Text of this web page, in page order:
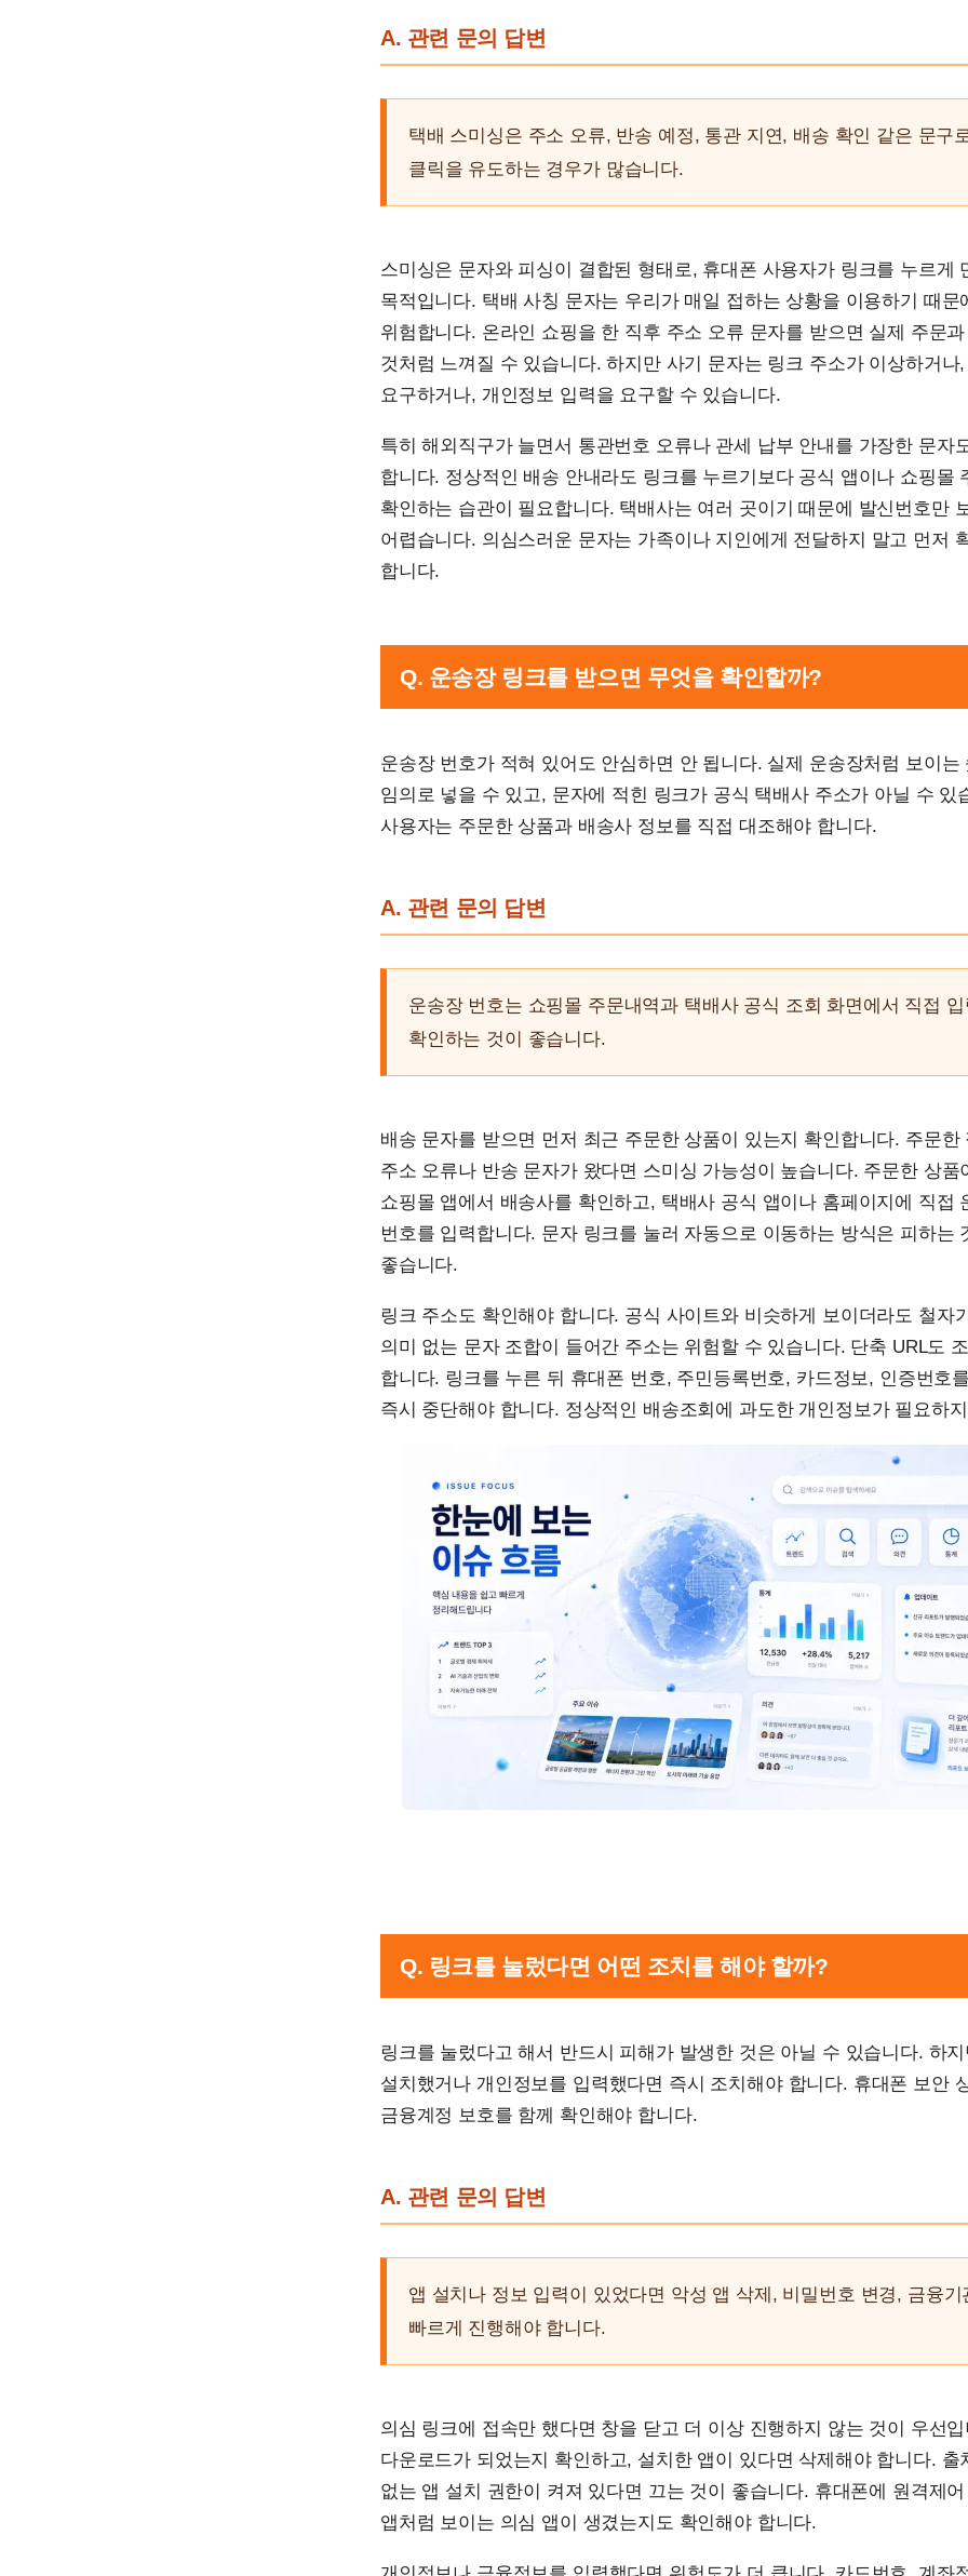
A. 관련 문의 답변
택배 스미싱은 주소 오류, 반송 예정, 통관 지연, 배송 확인 같은 문구
클릭을 유도하는 경우가 많습니다.
스미싱은 문자와 피싱이 결합된 형태로, 휴대폰 사용자가 링크를 누르게
목적입니다. 택배 사칭 문자는 우리가 매일 접하는 상황을 이용하기 때문
위험합니다. 온라인 쇼핑을 한 직후 주소 오류 문자를 받으면 실제 주문
것처럼 느껴질 수 있습니다. 하지만 사기 문자는 링크 주소가 이상하거나
요구하거나, 개인정보 입력을 요구할 수 있습니다.
특히 해외직구가 늘면서 통관번호 오류나 관세 납부 안내를 가장한 문자
합니다. 정상적인 배송 안내라도 링크를 누르기보다 공식 앱이나 쇼핑몰
확인하는 습관이 필요합니다. 택배사는 여러 곳이기 때문에 발신번호만
어렵습니다. 의심스러운 문자는 가족이나 지인에게 전달하지 말고 먼저
합니다.
Q. 운송장 링크를 받으면 무엇을 확인할까?
운송장 번호가 적혀 있어도 안심하면 안 됩니다. 실제 운송장처럼 보이는
임의로 넣을 수 있고, 문자에 적힌 링크가 공식 택배사 주소가 아닐 수 있
사용자는 주문한 상품과 배송사 정보를 직접 대조해야 합니다.
A. 관련 문의 답변
운송장 번호는 쇼핑몰 주문내역과 택배사 공식 조회 화면에서 직접 입
확인하는 것이 좋습니다.
배송 문자를 받으면 먼저 최근 주문한 상품이 있는지 확인합니다. 주문한
주소 오류나 반송 문자가 왔다면 스미싱 가능성이 높습니다. 주문한 상품
쇼핑몰 앱에서 배송사를 확인하고, 택배사 공식 앱이나 홈페이지에 직접
번호를 입력합니다. 문자 링크를 눌러 자동으로 이동하는 방식은 피하는
좋습니다.
링크 주소도 확인해야 합니다. 공식 사이트와 비슷하게 보이더라도 철자
의미 없는 문자 조합이 들어간 주소는 위험할 수 있습니다. 단축 URL도
합니다. 링크를 누른 뒤 휴대폰 번호, 주민등록번호, 카드정보, 인증번호
즉시 중단해야 합니다. 정상적인 배송조회에 과도한 개인정보가 필요하
Q. 링크를 눌렀다면 어떤 조치를 해야 할까?
링크를 눌렀다고 해서 반드시 피해가 발생한 것은 아닐 수 있습니다. 하
설치했거나 개인정보를 입력했다면 즉시 조치해야 합니다. 휴대폰 보안
금융계정 보호를 함께 확인해야 합니다.
A. 관련 문의 답변
앱 설치나 정보 입력이 있었다면 악성 앱 삭제, 비밀번호 변경, 금융기
빠르게 진행해야 합니다.
의심 링크에 접속만 했다면 창을 닫고 더 이상 진행하지 않는 것이 우선
다운로드가 되었는지 확인하고, 설치한 앱이 있다면 삭제해야 합니다. 출
없는 앱 설치 권한이 켜져 있다면 끄는 것이 좋습니다. 휴대폰에 원격제
앱처럼 보이는 의심 앱이 생겼는지도 확인해야 합니다.